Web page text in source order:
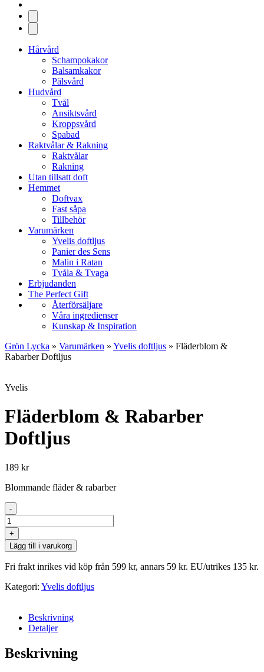
Hårvård
Schampokakor
Balsamkakor
Pälsvård
Hudvård
Tvål
Ansiktsvård
Kroppsvård
Spabad
Raktvålar & Rakning
Raktvålar
Rakning
Utan tillsatt doft
Hemmet
Doftvax
Fast såpa
Tillbehör
Varumärken
Yvelis doftljus
Panier des Sens
Malin i Ratan
Tvåla & Tvaga
Erbjudanden
The Perfect Gift
Återförsäljare
Våra ingredienser
Kunskap & Inspiration
Grön Lycka » Varumärken » Yvelis doftljus » Fläderblom &
Rabarber Doftljus
Yvelis
Fläderblom & Rabarber
Doftljus
189 kr
Blommande fläder & rabarber
-
Fläderblom
&
Rabarber
Doftljus
mängd
+
Lägg till i varukorg
Fri frakt inrikes vid köp från 599 kr, annars 59 kr. EU/utrikes 135 kr.
Kategori: Yvelis doftljus
Beskrivning
Detaljer
Beskrivning